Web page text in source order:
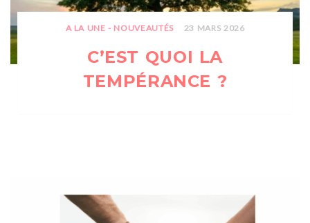
A LA UNE - NOUVEAUTÉS 23 MARS 2026
C’EST QUOI LA
TEMPÉRANCE ?